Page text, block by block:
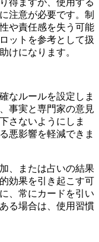
得ますが、使用する
注意が必要です。制
や責任感を失う可能
ットを参考として扱
けになります。
なルールを設定しま
事実と専門家の意見
さないようにしま
悪影響を軽減できま
、または占いの結果
効果を引き起こす可
、常にカードを引い
る場合は、使用習慣